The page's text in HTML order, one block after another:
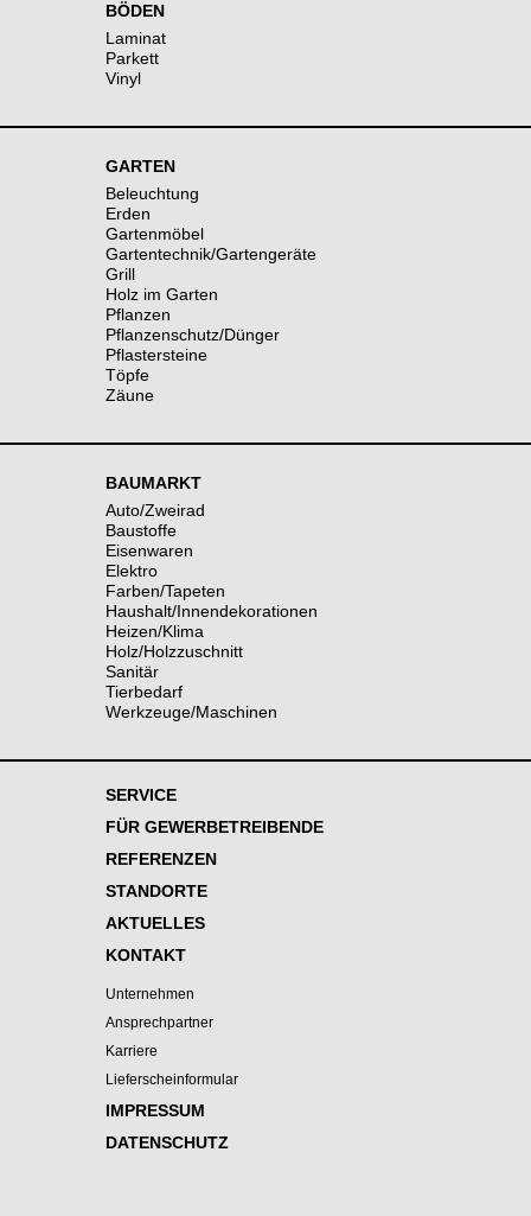
BÖDEN
Laminat
Parkett
Vinyl
GARTEN
Beleuchtung
Erden
Gartenmöbel
Gartentechnik/Gartengeräte
Grill
Holz im Garten
Pflanzen
Pflanzenschutz/Dünger
Pflastersteine
Töpfe
Zäune
BAUMARKT
Auto/Zweirad
Baustoffe
Eisenwaren
Elektro
Farben/Tapeten
Haushalt/Innendekorationen
Heizen/Klima
Holz/Holzzuschnitt
Sanitär
Tierbedarf
Werkzeuge/Maschinen
SERVICE
FÜR GEWERBETREIBENDE
REFERENZEN
STANDORTE
AKTUELLES
KONTAKT
Unternehmen
Ansprechpartner
Karriere
Lieferscheinformular
IMPRESSUM
DATENSCHUTZ